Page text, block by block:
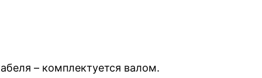
– комплектуется валом.